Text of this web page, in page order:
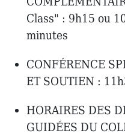
Class" : 9h15 ou
minutes
CONFÉRENCE
ET SOUTIEN :
HORAIRES DES
GUIDÉES DU